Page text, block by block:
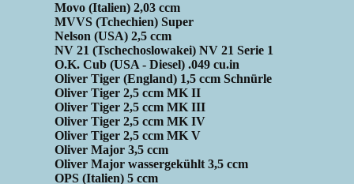
Movo (Italien) 2,03 ccm
MVVS (Tchechien) Super
Nelson (USA) 2,5 ccm
NV 21 (Tschechoslowakei) NV 21 Serie 1
O.K. Cub (USA - Diesel) .049 cu.in
Oliver Tiger (England) 1,5 ccm Schnürle
Oliver Tiger 2,5 ccm MK II
Oliver Tiger 2,5 ccm MK III
Oliver Tiger 2,5 ccm MK IV
Oliver Tiger 2,5 ccm MK V
Oliver Major 3,5 ccm
Oliver Major wassergekühlt 3,5 ccm
OPS (Italien) 5 ccm